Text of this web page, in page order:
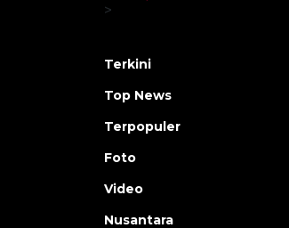
>
Terkini
Top News
Terpopuler
Foto
Video
Nusantara